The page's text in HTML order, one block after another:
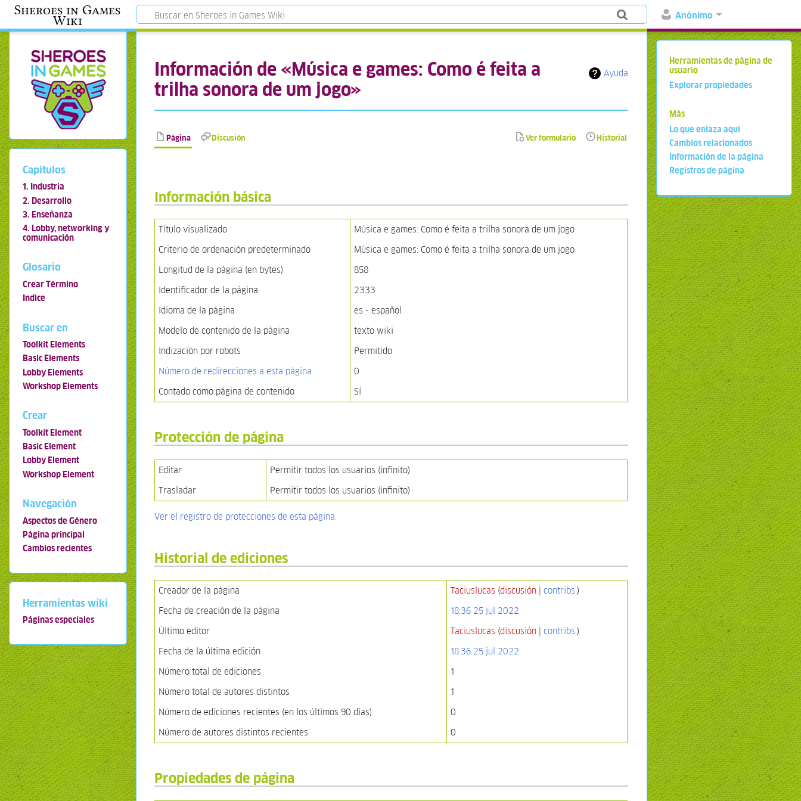
Anónimo
Sheroes in Games
Wiki
Ayuda
Información de «Música e games: Como é feita a
trilha sonora de um jogo»
Página Discusión Ver formulario Historial
Información básica
Título visualizado
Música e games: Como é feita a trilha sonora de um jogo
Criterio de ordenación predeterminado
Música e games: Como é feita a trilha sonora de um jogo
Longitud de la página (en bytes)
858
Identificador de la página
2333
Idioma de la página
es - español
Modelo de contenido de la página
texto wiki
Indización por robots
Permitido
Número de redirecciones a esta página
0
Contado como página de contenido
Sí
Protección de página
Editar
Permitir todos los usuarios (infinito)
Trasladar
Permitir todos los usuarios (infinito)
Ver el registro de protecciones de esta página.
Historial de ediciones
Creador de la página Taciuslucas (discusión |contribs.)
Fecha de creación de la página
18:36 25 jul 2022
Último editor
Taciuslucas (discusión |contribs.)
Fecha de la última edición
18:36 25 jul 2022
Número total de ediciones
1
Número total de autores distintos
1
Número de ediciones recientes (en los últimos 90 días)
0
Número de autores distintos recientes
0
Propiedades de página
Capítulos
1. Industria
2. Desarrollo
3. Enseñanza
4. Lobby, networking y
comunicación
Glosario
Crear Término
Indice
Buscar en
Toolkit Elements
Basic Elements
Lobby Elements
Workshop Elements
Crear
Toolkit Element
Basic Element
Lobby Element
Workshop Element
Navegación
Aspectos de Género
Página principal
Cambios recientes
Herramientas wiki
Páginas especiales
Herramientas de página de
usuario
Explorar propiedades
Más
Lo que enlaza aquí
Cambios relacionados
Información de la página
Registros de página